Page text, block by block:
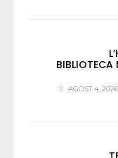
BIBLIOTECA
AGOST 4, 2026